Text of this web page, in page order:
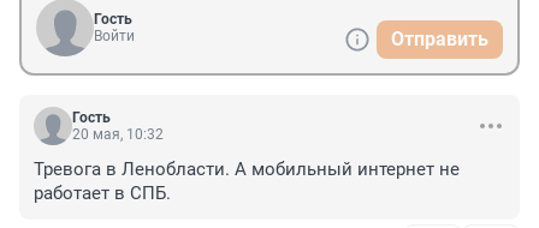
Гость
Войти
Отправить
Гость
20 мая, 10:32
Тревога в Ленобласти. А мобильный интернет не
работает в СПБ.